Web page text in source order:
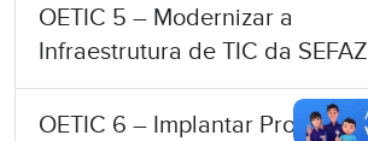
OETIC 5 – Modernizar a
Infraestrutura de TIC da
OETIC 6 – Implantar Processo